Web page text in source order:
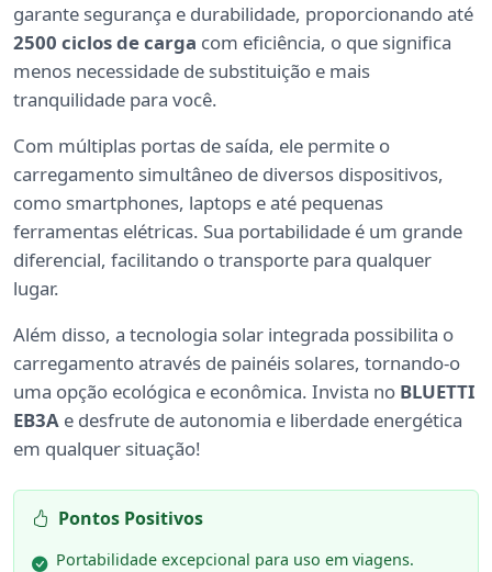
garante segurança e durabilidade, proporcionando até
2500 ciclos de carga com eficiência, o que significa
menos necessidade de substituição e mais
tranquilidade para você.
Com múltiplas portas de saída, ele permite o
carregamento simultâneo de diversos dispositivos,
como smartphones, laptops e até pequenas
ferramentas elétricas. Sua portabilidade é um grande
diferencial, facilitando o transporte para qualquer
lugar.
Além disso, a tecnologia solar integrada possibilita o
carregamento através de painéis solares, tornando-o
uma opção ecológica e econômica. Invista no BLUETTI
EB3A e desfrute de autonomia e liberdade energética
em qualquer situação!
Pontos Positivos
Portabilidade excepcional para uso em viagens.